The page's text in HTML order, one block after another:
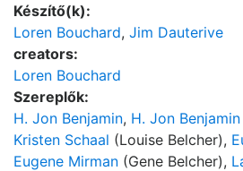
Készítő(k):
Loren Bouchard, Jim Dauterive
creators:
Loren Bouchard
Szereplők:
H. Jon Benjamin, H. Jon Benjamin
Kristen Schaal (Louise Belcher),
Eugene Mirman (Gene Belcher),